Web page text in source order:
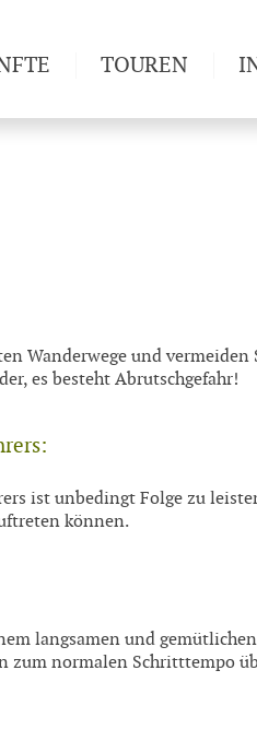
Wanderwege und
es besteht Abrutschgefahr!
ist unbedingt Folge zu
können.
langsamen und
zum normalen Schritttempo
TOUREN